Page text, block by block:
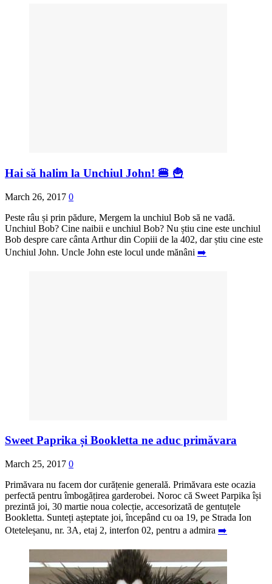
Hai să halim la Unchiul John! 🍔 🍟
March 26, 2017 0
Peste râu și prin pădure, Mergem la unchiul Bob să ne vadă.
Unchiul Bob? Cine naibii e unchiul Bob? Nu știu cine este unchiul
Bob despre care cânta Arthur din Copiii de la 402, dar știu cine este
Unchiul John. Uncle John este locul unde mănâni ➡️
Sweet Paprika și Bookletta ne aduc primăvara
March 25, 2017 0
Primăvara nu facem dor curățenie generală. Primăvara este ocazia
perfectă pentru îmbogățirea garderobei. Noroc că Sweet Parpika își
prezintă joi, 30 martie noua colecție, accesorizată de gentuțele
Bookletta. Sunteți așteptate joi, începând cu oa 19, pe Strada Ion
Oteteleșanu, nr. 3A, etaj 2, interfon 02, pentru a admira ➡️